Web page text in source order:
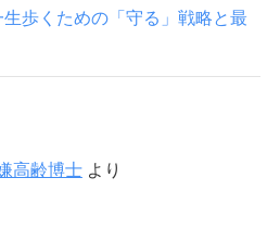
歩くための「守る」戦略と最
高齢博士より